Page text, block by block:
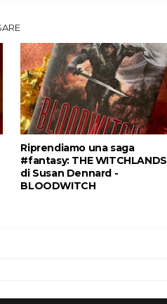
Riprendiamo una saga
#fantasy: THE WITCHLANDS
di Susan Dennard -
BLOODWITCH